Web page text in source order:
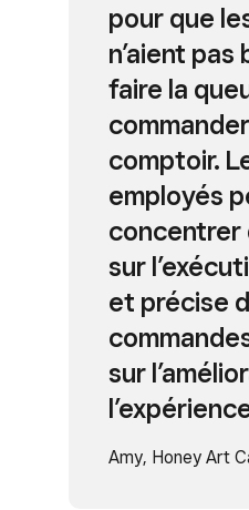
pour que
n’aient pas
faire la
comptoir.
employés
concentrer
sur
et précise
sur
Amy, Honey Art